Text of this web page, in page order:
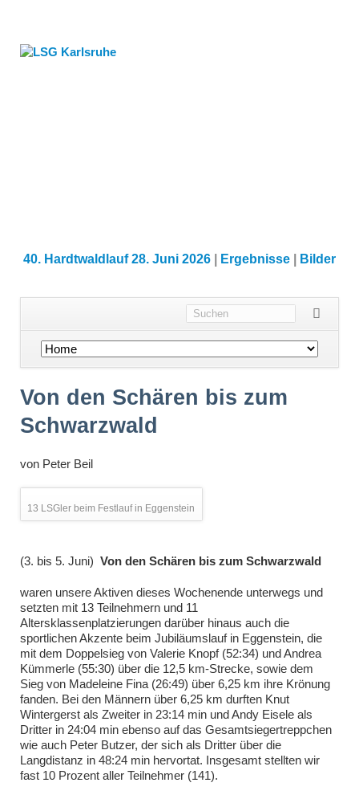
40. Hardtwaldlauf 28. Juni 2026 Ergebnisse Bilder
Navigation
Von den Schären bis zum
Schwarzwald
von Peter Beil
13 LSGler beim Festlauf in Eggenstein
(3. bis 5. Juni) Von den Schären bis zum Schwarzwald
waren unsere Aktiven dieses Wochenende unterwegs und
setzten mit 13 Teilnehmern und 11
Altersklassenplatzierungen darüber hinaus auch die
sportlichen Akzente beim Jubiläumslauf in Eggenstein, die
mit dem Doppelsieg von Valerie Knopf (52:34) und Andrea
Kümmerle (55:30) über die 12,5 km-Strecke, sowie dem
Sieg von Madeleine Fina (26:49) über 6,25 km ihre Krönung
fanden. Bei den Männern über 6,25 km durften Knut
Wintergerst als Zweiter in 23:14 min und Andy Eisele als
Dritter in 24:04 min ebenso auf das Gesamtsiegertreppchen
wie auch Peter Butzer, der sich als Dritter über die
Langdistanz in 48:24 min hervortat. Insgesamt stellten wir
fast 10 Prozent aller Teilnehmer (141).